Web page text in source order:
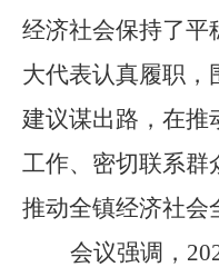
经济社会保持了平
大代表认真履职，
建议谋出路，在推
工作、密切联系群
推动全镇经济社会
会议强调，